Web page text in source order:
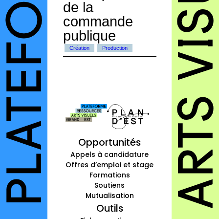
de la
commande
publique
Création Production
Opportunités
Appels à candidature
Offres d’emploi et stage
Formations
Soutiens
Mutualisation
Outils